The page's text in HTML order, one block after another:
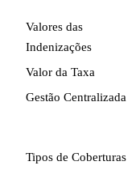
Valores das
Indenizações
Valor da Taxa
Gestão Centralizada
Tipos de Coberturas